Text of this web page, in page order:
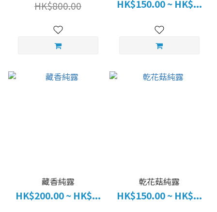
HK$800.00 HK$150.00 ~ HK$...
藏香純露
HK$200.00 ~ HK$...
乾花菇純露
HK$150.00 ~ HK$...